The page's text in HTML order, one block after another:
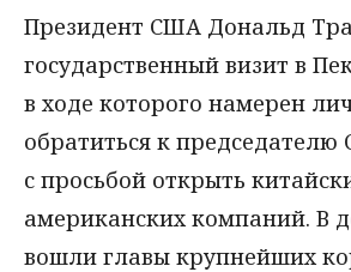
Президент США Дональд
государственный визит в
в ходе которого намерен
обратиться к председателю
с просьбой открыть
американских компаний. В
вошли главы крупнейших